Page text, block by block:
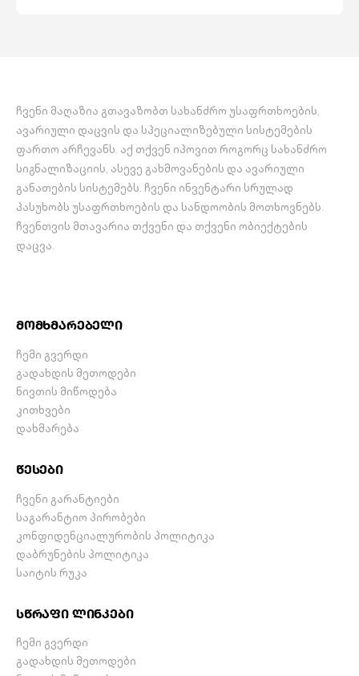
ჩვენი მაღაზია გთავაზობთ სახანძრო უსაფრთხოების,
ავარიული დაცვის და სპეციალიზებული სისტემების
ფართო არჩევანს. აქ თქვენ იპოვით როგორც სახანძრო
სიგნალიზაციის, ასევე გახმოვანების და ავარიული
განათების სისტემებს. ჩვენი ინვენტარი სრულად
პასუხობს უსაფრთხოების და სანდოობის მოთხოვნებს.
ჩვენთვის მთავარია თქვენი და თქვენი ობიექტების
დაცვა.
მომხმარებელი
ჩემი გვერდი
გადახდის მეთოდები
ნივთის მიწოდება
კითხვები
დახმარება
წესები
ჩვენი გარანტიები
საგარანტიო პირობები
კონფიდენციალურობის პოლიტიკა
დაბრუნების პოლიტიკა
საიტის რუკა
სწრაფი ლინკები
ჩემი გვერდი
გადახდის მეთოდები